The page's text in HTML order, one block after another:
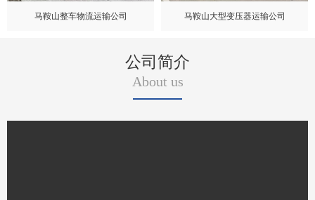
马鞍山整车物流运输公司 马鞍山大型变压器运输公司
公司简介
About us